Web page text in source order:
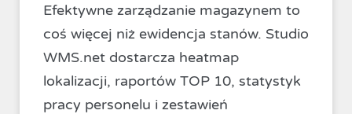
Efektywne zarządzanie magazynem to
coś więcej niż ewidencja stanów. Studio
WMS.net dostarcza heatmap
lokalizacji, raportów TOP 10, statystyk
pracy personelu i zestawień